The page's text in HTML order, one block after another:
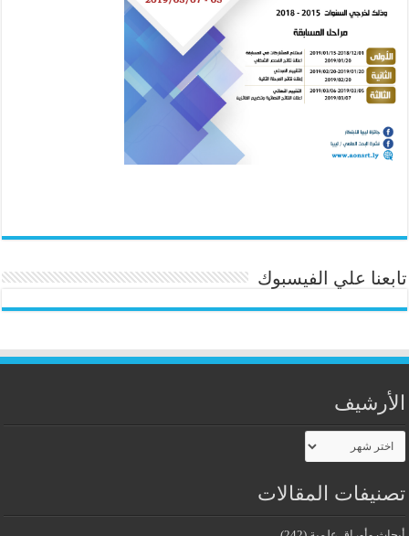
تابعنا علي الفيسبوك
الأرشيف
الأرشيف
تصنيفات المقالات